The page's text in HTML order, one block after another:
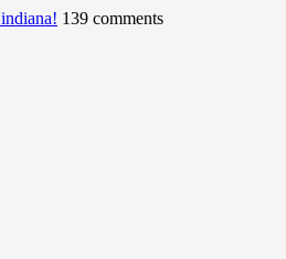
139 comments